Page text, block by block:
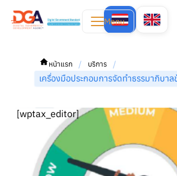
Menu
หน้าแรก / บริการ
/
เครื่องมือประกอบการจัดทำธรรมาภิบาล
[wptax_editor]